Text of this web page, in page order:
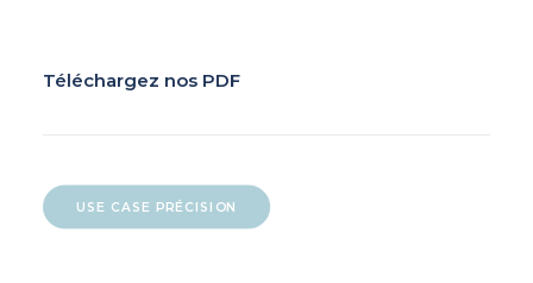
Téléchargez nos PDF
USE CASE PRÉCISION